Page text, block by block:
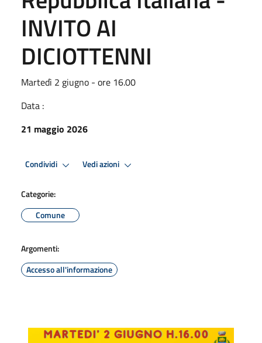
INVITO AI
DICIOTTENNI
Martedì 2 giugno - ore 16.00
Data :
21 maggio 2026
Condividi Vedi azioni
Categorie:
Comune
Argomenti:
Accesso all'informazione